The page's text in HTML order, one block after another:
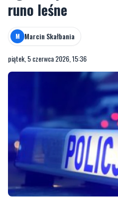
runo leśne
M Marcin Skałbania
piątek, 5 czerwca 2026, 15:36